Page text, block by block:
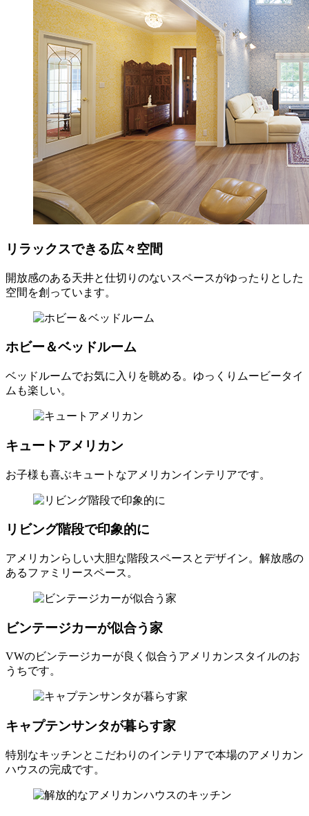
リラックスできる広々空間
開放感のある天井と仕切りのないスペースがゆったりとした
空間を創っています。
ホビー＆ベッドルーム
ベッドルームでお気に入りを眺める。ゆっくりムービータイ
ムも楽しい。
キュートアメリカン
お子様も喜ぶキュートなアメリカンインテリアです。
リビング階段で印象的に
アメリカンらしい大胆な階段スペースとデザイン。解放感の
あるファミリースペース。
ビンテージカーが似合う家
VWのビンテージカーが良く似合うアメリカンスタイルのお
うちです。
キャプテンサンタが暮らす家
特別なキッチンとこだわりのインテリアで本場のアメリカン
ハウスの完成です。